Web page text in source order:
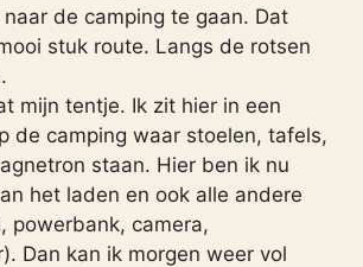
de camping te gaan. Dat
stuk route. Langs de rotsen
mijn tentje. Ik zit hier in een
de camping waar stoelen, tafels,
staan. Hier ben ik nu
het laden en ook alle andere
powerbank, camera,
Dan kan ik morgen weer vol